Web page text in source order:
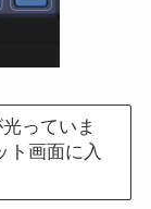
っていま
ト画面に入